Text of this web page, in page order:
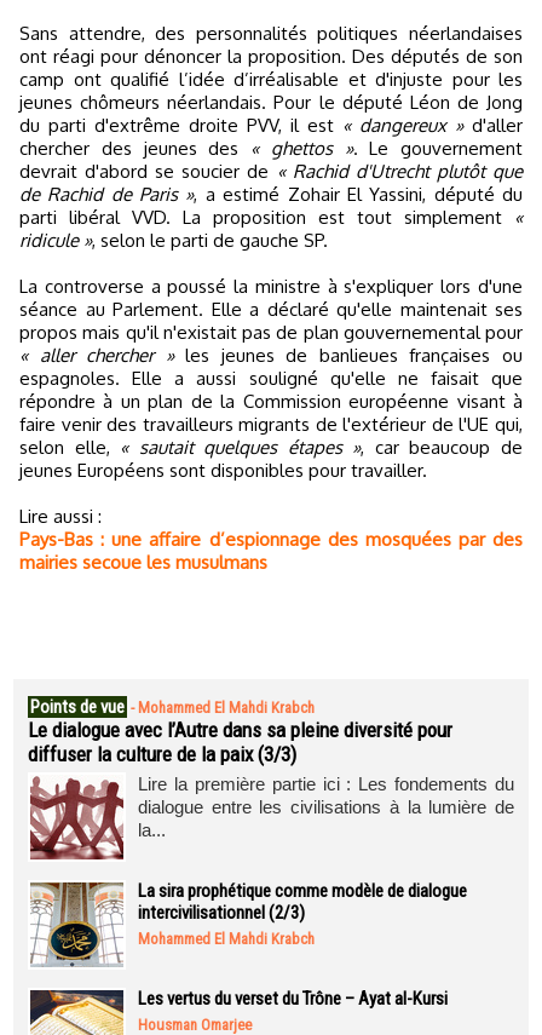
Sans attendre, des personnalités politiques néerlandaises
ont réagi pour dénoncer la proposition. Des députés de son
camp ont qualifié l’idée d’irréalisable et d'injuste pour les
jeunes chômeurs néerlandais. Pour le député Léon de Jong
du parti d'extrême droite PVV, il est « dangereux »d'aller
chercher des jeunes des
« ghettos ». Le gouvernement
devrait d'abord se soucier de « Rachid d'Utrecht plutôt que
de Rachid de Paris », a estimé Zohair El Yassini, député du
parti libéral VVD. La proposition est tout simplement
«
ridicule », selon le parti de gauche SP.
La controverse a poussé la ministre à s'expliquer lors d'une
séance au Parlement. Elle a déclaré qu'elle maintenait ses
propos mais qu'il n'existait pas de plan gouvernemental pour
« aller chercher »les jeunes de banlieues françaises ou
espagnoles. Elle a aussi souligné qu'elle ne faisait que
répondre à un plan de la Commission européenne visant à
faire venir des travailleurs migrants de l'extérieur de l'UE qui,
selon elle, « sautait quelques étapes », car beaucoup de
jeunes Européens sont disponibles pour travailler.
Lire aussi :
Pays-Bas : une affaire d’espionnage des mosquées par des
mairies secoue les musulmans
Points de vue - Mohammed El Mahdi Krabch
Le dialogue avec l’Autre dans sa pleine diversité pour
diffuser la culture de la paix (3/3)
Lire la première partie ici : Les fondements du
dialogue entre les civilisations à la lumière de
la...
La sira prophétique comme modèle de dialogue
intercivilisationnel (2/3)
Mohammed El Mahdi Krabch
Les vertus du verset du Trône – Ayat al-Kursi
Housman Omarjee